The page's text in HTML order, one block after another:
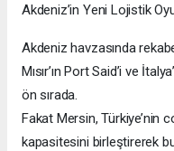
Akdeniz’in Yeni Lojistik
Akdeniz havzasında
Mısır’ın Port Said’i ve
ön sırada.
Fakat Mersin, Türkiye’nin
kapasitesini birleştirerek